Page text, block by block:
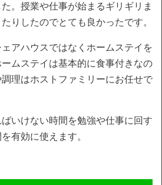
。授業や仕事が始まるギリギリま
りしたのでとても良かったです。
アハウスではなくホームステイを
ムステイは基本的に食事付きなの
理はホストファミリーにお任せで
いけない時間を勉強や仕事に回す
有効に使えます。